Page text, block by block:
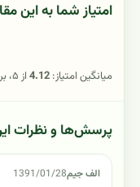
امتیاز شما به این
میانگین امتیاز: 4.12از ۵، بر اساس
پرسش‌ها و نظرات
الف جیم1391/01/28